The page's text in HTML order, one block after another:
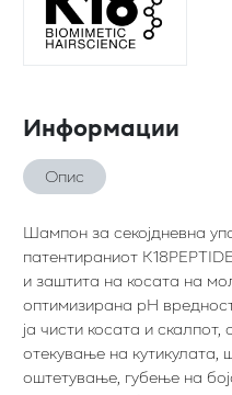
Информации
Опис
Шампон за секојдневна
патентираниот
и заштита на косата на
оптимизирана pH
ја чисти косата и
отекување на
оштетување, губење на